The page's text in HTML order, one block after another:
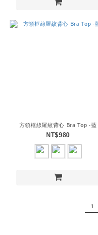
方領框線羅紋背心 Bra Top -藍
NT$980
1